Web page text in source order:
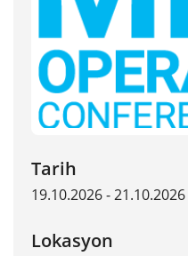
Tarih
19.10.2026 - 21.10.2026
Lokasyon